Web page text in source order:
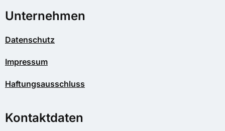
Unternehmen
Datenschutz
Impressum
Haftungsausschluss
Kontaktdaten